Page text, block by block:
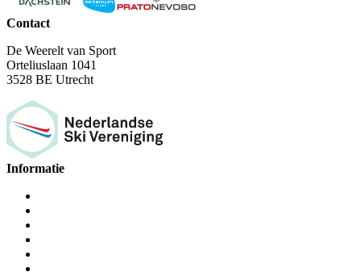
Contact
De Weerelt van Sport
Orteliuslaan 1041
3528 BE Utrecht
Informatie